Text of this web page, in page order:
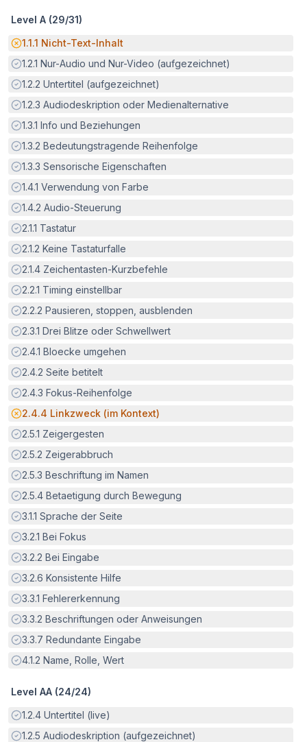
Level A (29/31)
Potenzielle Barriere:
1.1.1 Nicht-Text-Inhalt
Erfüllt:
1.2.1 Nur-Audio und Nur-Video (aufgezeichnet)
Erfüllt:
1.2.2 Untertitel (aufgezeichnet)
Erfüllt:
1.2.3 Audiodeskription oder Medienalternative
Erfüllt:
1.3.1 Info und Beziehungen
Erfüllt:
1.3.2 Bedeutungstragende Reihenfolge
Erfüllt:
1.3.3 Sensorische Eigenschaften
Erfüllt:
1.4.1 Verwendung von Farbe
Erfüllt:
1.4.2 Audio-Steuerung
Erfüllt:
2.1.1 Tastatur
Erfüllt:
2.1.2 Keine Tastaturfalle
Erfüllt:
2.1.4 Zeichentasten-Kurzbefehle
Erfüllt:
2.2.1 Timing einstellbar
Erfüllt:
2.2.2 Pausieren, stoppen, ausblenden
Erfüllt:
2.3.1 Drei Blitze oder Schwellwert
Erfüllt:
2.4.1 Bloecke umgehen
Erfüllt:
2.4.2 Seite betitelt
Erfüllt:
2.4.3 Fokus-Reihenfolge
Potenzielle Barriere:
2.4.4 Linkzweck (im Kontext)
Erfüllt:
2.5.1 Zeigergesten
Erfüllt:
2.5.2 Zeigerabbruch
Erfüllt:
2.5.3 Beschriftung im Namen
Erfüllt:
2.5.4 Betaetigung durch Bewegung
Erfüllt:
3.1.1 Sprache der Seite
Erfüllt:
3.2.1 Bei Fokus
Erfüllt:
3.2.2 Bei Eingabe
Erfüllt:
3.2.6 Konsistente Hilfe
Erfüllt:
3.3.1 Fehlererkennung
Erfüllt:
3.3.2 Beschriftungen oder Anweisungen
Erfüllt:
3.3.7 Redundante Eingabe
Erfüllt:
4.1.2 Name, Rolle, Wert
Level AA (24/24)
Erfüllt:
1.2.4 Untertitel (live)
Erfüllt:
1.2.5 Audiodeskription (aufgezeichnet)